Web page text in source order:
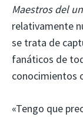
Maestros del
relativamente
se trata de
fanáticos de
conocimientos
«Tengo que